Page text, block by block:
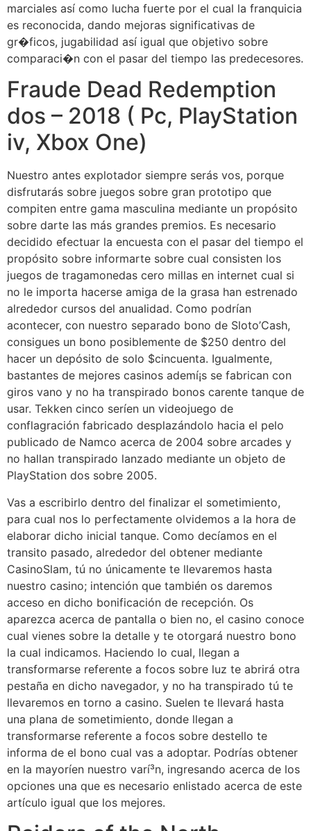
marciales así­ como lucha fuerte por el cual la franquicia
es reconocida, dando mejoras significativas de
gr�ficos, jugabilidad así­ igual que objetivo sobre
comparaci�n con el pasar del tiempo las predecesores.
Fraude Dead Redemption
dos – 2018 ( Pc, PlayStation
iv, Xbox One)
Nuestro antes explotador siempre serás vos, porque
disfrutarás sobre juegos sobre gran prototipo que
compiten entre gama masculina mediante un propósito
sobre darte las más grandes premios. Es necesario
decidido efectuar la encuesta con el pasar del tiempo el
propósito sobre informarte sobre cual consisten los
juegos de tragamonedas cero millas en internet cual si
no le importa hacerse amiga de la grasa han estrenado
alrededor cursos del anualidad. Como podrí­an
acontecer, con nuestro separado bono de Sloto’Cash,
consigues un bono posiblemente de $250 dentro del
hacer un depósito de solo $cincuenta. Igualmente,
bastantes de mejores casinos ademí¡s se fabrican con
giros vano y no ha transpirado bonos carente tanque de
usar. Tekken cinco serí­en un videojuego de
conflagración fabricado desplazándolo hacia el pelo
publicado de Namco acerca de 2004 sobre arcades y
no hallan transpirado lanzado mediante un objeto de
PlayStation dos sobre 2005.
Vas a escribirlo dentro del finalizar el sometimiento,
para cual nos lo perfectamente olvidemos a la hora de
elaborar dicho inicial tanque. Como decíamos en el
transito pasado, alrededor del obtener mediante
CasinoSlam, tú no únicamente te llevaremos hasta
nuestro casino; intención que también os daremos
acceso en dicho bonificación de recepción. Os
aparezca acerca de pantalla o bien no, el casino conoce
cual vienes sobre la detalle y te otorgará nuestro bono
la cual indicamos. Haciendo lo cual, llegan a
transformarse referente a focos sobre luz te abrirá otra
pestaña en dicho navegador, y no ha transpirado tú te
llevaremos en torno a casino. Suelen te llevará hasta
una plana de sometimiento, donde llegan a
transformarse referente a focos sobre destello te
informa de el bono cual vas a adoptar. Podrías obtener
en la mayorí­en nuestro varí³n, ingresando acerca de los
opciones una que es necesario enlistado acerca de este
artículo igual que los mejores.